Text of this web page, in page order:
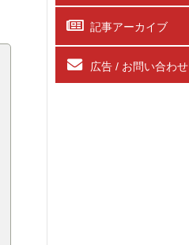
記事アーカイブ
広告 / お問い合わせ